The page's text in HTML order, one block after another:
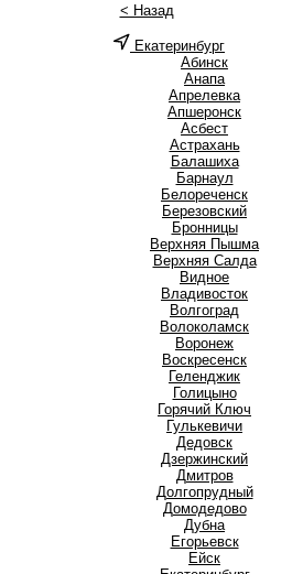
< Назад
Екатеринбург
Абинск
Анапа
Апрелевка
Апшеронск
Асбест
Астрахань
Балашиха
Барнаул
Белореченск
Березовский
Бронницы
Верхняя Пышма
Верхняя Салда
Видное
Владивосток
Волгоград
Волоколамск
Воронеж
Воскресенск
Геленджик
Голицыно
Горячий Ключ
Гулькевичи
Дедовск
Дзержинский
Дмитров
Долгопрудный
Домодедово
Дубна
Егорьевск
Ейск